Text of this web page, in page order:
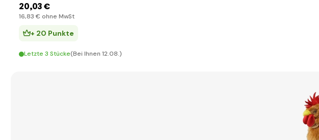
20,03 €
16,83 € ohne MwSt
+ 20 Punkte
Letzte 3 Stücke(Bei Ihnen 12.08.)